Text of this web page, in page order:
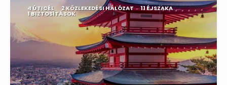
4 ÚTICÉL 2 KÖZLEKEDÉSI HÁLÓZAT 11 ÉJSZAKA
1 BIZTOSÍTÁSOK